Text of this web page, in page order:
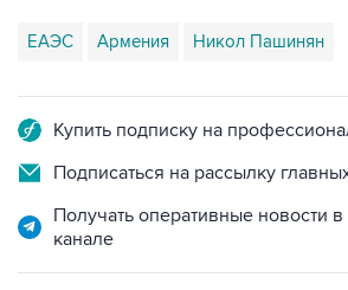
ЕАЭС Армения Никол Пашинян
Купить подписку на
Подписаться на рассылку
Получать оперативные новости
канале